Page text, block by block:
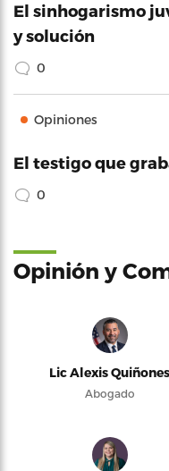
El sinhogarismo
y solución
0
Opiniones
El testigo que
0
Opinión y
Lic Alexis Quiñones
Abogado